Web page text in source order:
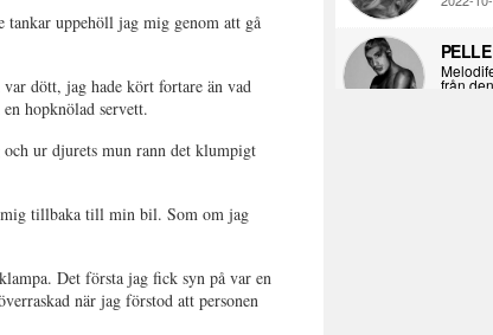
tankar uppehöll jag mig genom att gå
dött, jag hade kört fortare än vad
hopknölad servett.
ur djurets mun rann det klumpigt
mig tillbaka till min bil. Som om jag
Det första jag fick syn på var en
när jag förstod att personen
från